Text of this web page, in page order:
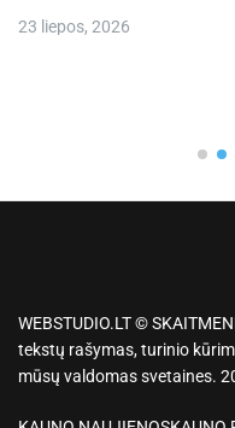
23 liepos, 2026
WEBSTUDIO.LT ©
tekstų rašymas, turinio
mūsų valdomas svetaines.